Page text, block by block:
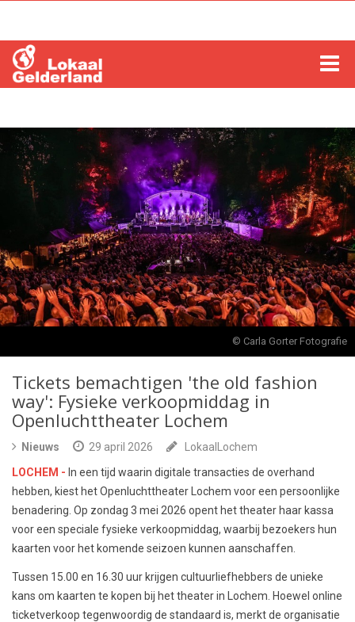
LOCHEM
ZUTPHEN
COLUMNS
RADIO
ZOEKEN
© Carla Gorter Fotografie
Tickets bemachtigen 'the old fashion
way': Fysieke verkoopmiddag in
Openluchttheater Lochem
Nieuws 29 april 2026
LokaalLochem
LOCHEM - In een tijd waarin digitale transacties de overhand
hebben, kiest het Openluchttheater Lochem voor een persoonlijke
benadering. Op zondag 3 mei 2026 opent het theater haar kassa
voor een speciale fysieke verkoopmiddag, waarbij bezoekers hun
kaarten voor het komende seizoen kunnen aanschaffen.
Tussen 15.00 en 16.30 uur krijgen cultuurliefhebbers de unieke
kans om kaarten te kopen bij het theater in Lochem. Hoewel online
ticketverkoop tegenwoordig de standaard is, merkt de organisatie